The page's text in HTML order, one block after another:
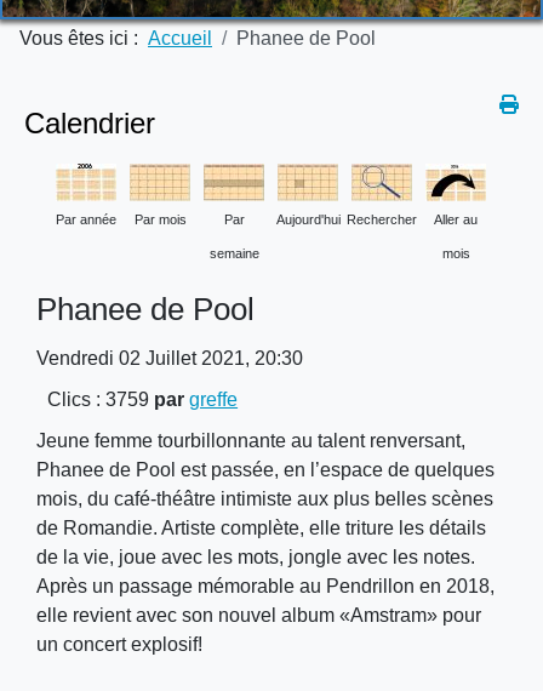
Vous êtes ici : Accueil Phanee de Pool
Calendrier
Par année Par mois Par
semaine
Aujourd'hui Rechercher Aller au
mois
Phanee de Pool
Vendredi 02 Juillet 2021, 20:30
Clics : 3759 pargreffe
Jeune femme tourbillonnante au talent renversant,
Phanee de Pool est passée, en l’espace de quelques
mois, du café-théâtre intimiste aux plus belles scènes
de Romandie. Artiste complète, elle triture les détails
de la vie, joue avec les mots, jongle avec les notes.
Après un passage mémorable au Pendrillon en 2018,
elle revient avec son nouvel album «Amstram» pour
un concert explosif!